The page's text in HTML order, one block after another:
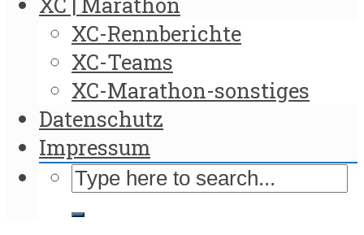
XC-Rennberichte
XC-Teams
XC-Marathon-sonstiges
Datenschutz
Impressum